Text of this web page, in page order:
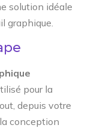
solution idéale
graphique.
pour la
depuis votre
conception